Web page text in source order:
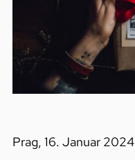
Prag, 16. Januar 2024